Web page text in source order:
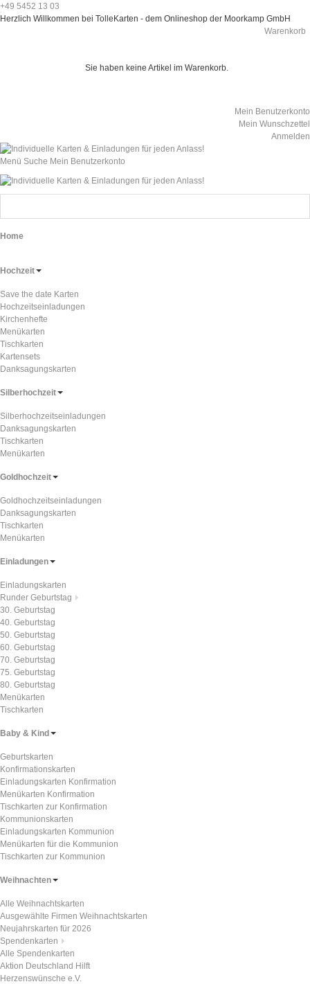
+49 5452 13 03
Herzlich Willkommen bei TolleKarten - dem Onlineshop der Moorkamp GmbH
Warenkorb
Sie haben keine Artikel im Warenkorb.
Mein Benutzerkonto
Mein Wunschzettel
Anmelden
Menü Suche Mein Benutzerkonto
Home
Hochzeit
Save the date Karten
Hochzeitseinladungen
Kirchenhefte
Menükarten
Tischkarten
Kartensets
Danksagungskarten
Silberhochzeit
Silberhochzeitseinladungen
Danksagungskarten
Tischkarten
Menükarten
Goldhochzeit
Goldhochzeitseinladungen
Danksagungskarten
Tischkarten
Menükarten
Einladungen
Einladungskarten
Runder Geburtstag
30. Geburtstag
40. Geburtstag
50. Geburtstag
60. Geburtstag
70. Geburtstag
75. Geburtstag
80. Geburtstag
Menükarten
Tischkarten
Baby & Kind
Geburtskarten
Konfirmationskarten
Einladungskarten Konfirmation
Menükarten Konfirmation
Tischkarten zur Konfirmation
Kommunionskarten
Einladungskarten Kommunion
Menükarten für die Kommunion
Tischkarten zur Kommunion
Weihnachten
Alle Weihnachtskarten
Ausgewählte Firmen Weihnachtskarten
Neujahrskarten für 2026
Spendenkarten
Alle Spendenkarten
Aktion Deutschland Hilft
Herzenswünsche e.V.